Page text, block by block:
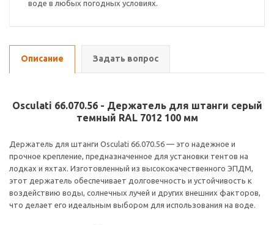
воде в любых погодных условиях.
Описание Задать вопрос
Osculati 66.070.56 - Держатель для штанги серый
темный RAL 7012 100 мм
Держатель для штанги Osculati 66.070.56 — это надежное и
прочное крепление, предназначенное для установки тентов на
лодках и яхтах. Изготовленный из высококачественного ЭПДМ,
этот держатель обеспечивает долговечность и устойчивость к
воздействию воды, солнечных лучей и других внешних факторов,
что делает его идеальным выбором для использования на воде.